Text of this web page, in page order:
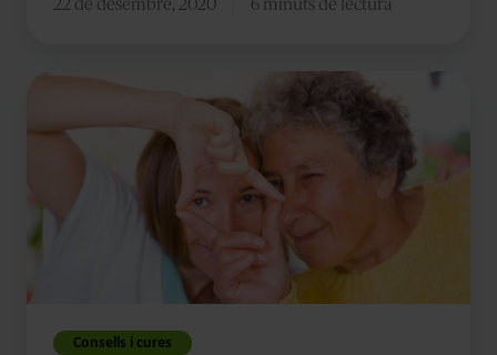
22 de desembre, 2020 6 minuts de lectura
cognitiva
una
persona
Alzheimer
Consells i cures